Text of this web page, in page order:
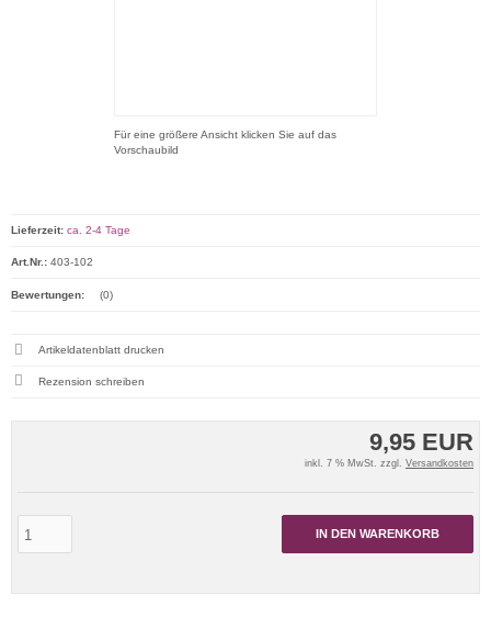
Für eine größere Ansicht klicken Sie auf das
Vorschaubild
9,95 EUR
inkl. 7 % MwSt. zzgl. Versandkosten
IN DEN WARENKORB
Lieferzeit: ca. 2-4 Tage
Art.Nr.: 403-102
Bewertungen: (0)
Artikeldatenblatt drucken
Rezension schreiben